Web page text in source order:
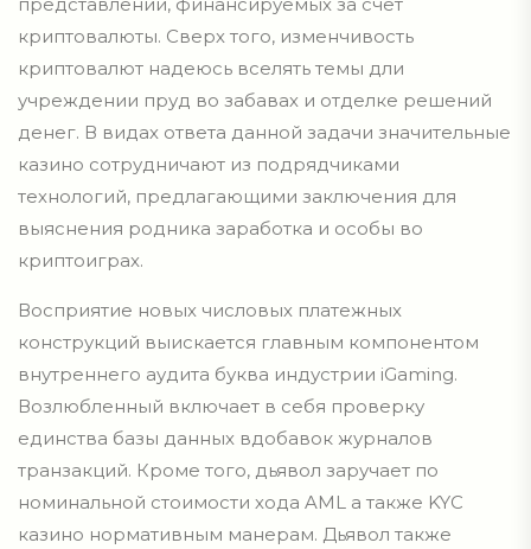
криптовалюты. Сверх того, изменчивость
криптовалют надеюсь вселять темы дли
учреждении пруд во забавах и отделке решений
денег. В видах ответа данной задачи значительные
казино сотрудничают из подрядчиками
технологий, предлагающими заключения для
выяснения родника заработка и особы во
криптоиграх.
Восприятие новых числовых платежных
конструкций выискается главным компонентом
внутреннего аудита буква индустрии iGaming.
Возлюбленный включает в себя проверку
единства базы данных вдобавок журналов
транзакций. Кроме того, дьявол заручает по
номинальной стоимости хода AML а также KYC
казино нормативным манерам. Дьявол также